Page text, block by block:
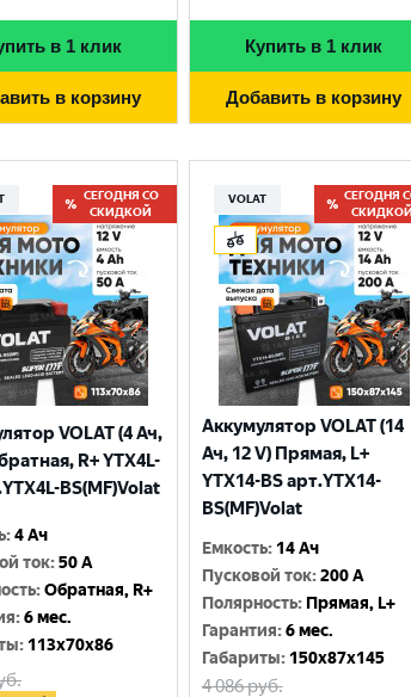
в 1 клик
в корзину
Купить в 1 клик
Добавить в корзину
СЕГОДНЯ СО
СКИДКОЙ
VOLAT (4 Ач,
R+ YTX4L-
BS(MF)Volat
:4 Ач
ток:50 A
:Обратная, R+
:6 мес.
: 113x70x86
VOLAT
СЕГОДНЯ
СКИДКОЙ
Аккумулятор VOLAT (14
Ач, 12 V) Прямая, L+
YTX14-BS арт.YTX14-
BS(MF)Volat
Емкость: 14 Ач
Пусковой ток:200 A
Полярность: Прямая, L+
Гарантия:6 мес.
Габариты: 150x87x145
4 086руб.